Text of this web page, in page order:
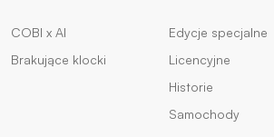
COBI x AI
Brakujące klocki
Edycje specjalne
Licencyjne
Historie
Samochody